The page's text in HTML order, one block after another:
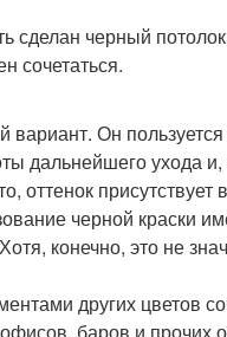
черный
сочетаться.
Он
дальнейшего ухода
оттенок
черной краски
конечно, это не
других цветов